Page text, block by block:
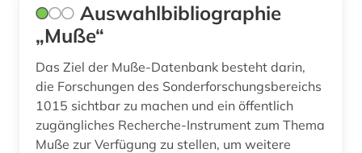
mittellateinische literatur (1)
muße (1)
mythologie (4)
münzbildnis (1)
Auswahlbibliographie
„Muße“
Das Ziel der Muße-Datenbank besteht darin,
die Forschungen des Sonderforschungsbereichs
1015 sichtbar zu machen und ein öffentlich
zugängliches Recherche-Instrument zum Thema
Muße zur Verfügung zu stellen, um weitere